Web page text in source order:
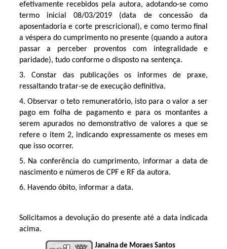
efetivamente recebidos pela autora, adotando-se como
termo inicial 08/03/2019 (data de concessão da
aposentadoria e corte prescricional), e como termo final
a véspera do cumprimento no presente (quando a autora
passar a perceber proventos com integralidade e
paridade), tudo conforme o disposto na sentença.
3. Constar das publicações os informes de praxe,
ressaltando tratar-se de execução definitiva.
4. Observar o teto remuneratório, isto para o valor a ser
pago em folha de pagamento e para os montantes a
serem apurados no demonstrativo de valores a que se
refere o item 2, indicando expressamente os meses em
que isso ocorrer.
5. Na conferência do cumprimento, informar a data de
nascimento e números de CPF e RF da autora.
6. Havendo óbito, informar a data.
Solicitamos a devolução do presente até a data indicada
acima.
Janaina de Moraes Santos